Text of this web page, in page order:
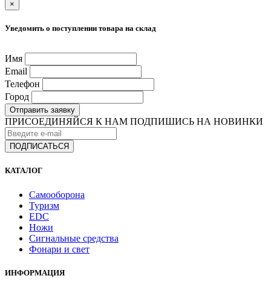
×
Уведомить о поступлении товара на склад
Имя
Email
Телефон
Город
Отправить заявку
ПРИСОЕДИНЯЙСЯ К НАМ ПОДПИШИСЬ НА НОВИНКИ
КАТАЛОГ
Самооборона
Туризм
EDC
Ножи
Сигнальные средства
Фонари и свет
ИНФОРМАЦИЯ